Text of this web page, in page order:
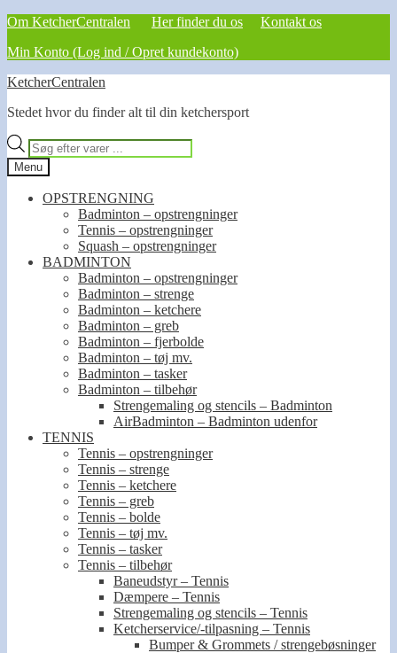
Om KetcherCentralen Her finder du os
Kontakt os
Min Konto (Log ind / Opret kundekonto)
Spring
navigation
Spring
indhold
KetcherCentralen
Stedet hvor du finder alt til din ketchersport
Products
search
Menu
OPSTRENGNING
Badminton – opstrengninger
Tennis – opstrengninger
Squash – opstrengninger
BADMINTON
Badminton – opstrengninger
Badminton – strenge
Badminton – ketchere
Badminton – greb
Badminton – fjerbolde
Badminton – tøj mv.
Badminton – tasker
Badminton – tilbehør
Strengemaling og stencils – Badminton
AirBadminton – Badminton udenfor
TENNIS
Tennis – opstrengninger
Tennis – strenge
Tennis – ketchere
Tennis – greb
Tennis – bolde
Tennis – tøj mv.
Tennis – tasker
Tennis – tilbehør
Baneudstyr – Tennis
Dæmpere – Tennis
Strengemaling og stencils – Tennis
Ketcherservice/-tilpasning – Tennis
Bumper & Grommets / strengebøsninger